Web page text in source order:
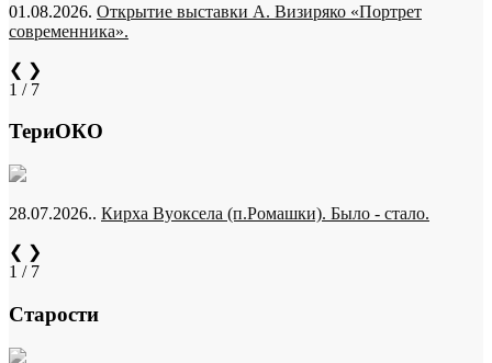
01.08.2026. Открытие выставки А. Визиряко «Портрет
современника».
❮ ❯
1 / 7
ТериОКО
28.07.2026.. Кирха Вуоксела (п.Ромашки). Было - стало.
❮ ❯
1 / 7
Старости